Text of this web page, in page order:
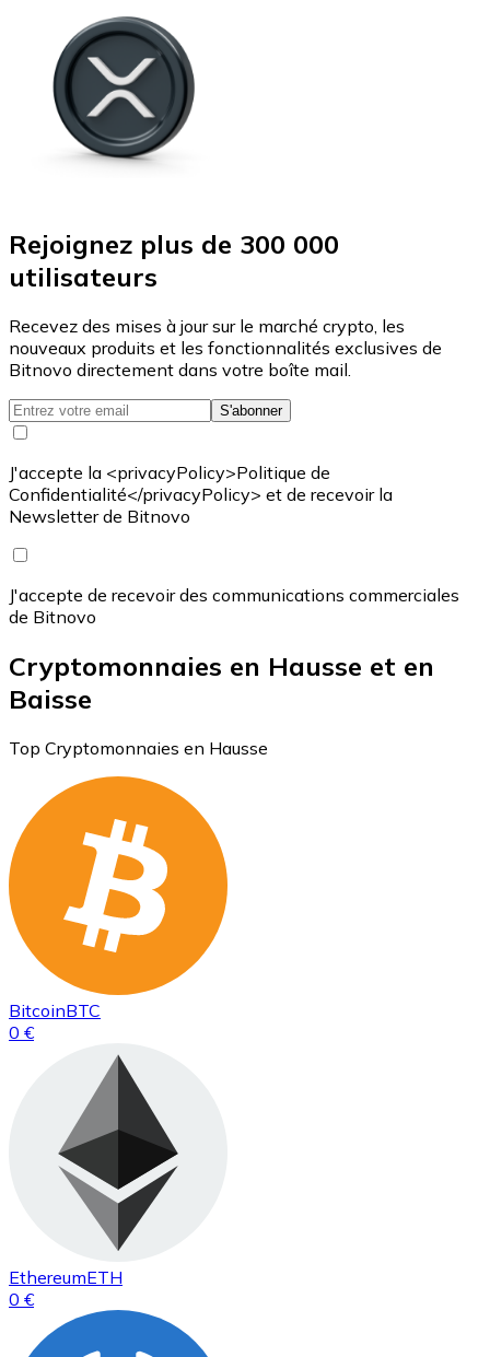
Rejoignez plus de 300 000
utilisateurs
Recevez des mises à jour sur le marché crypto, les
nouveaux produits et les fonctionnalités exclusives de
Bitnovo directement dans votre boîte mail.
S'abonner
J'accepte la <privacyPolicy>Politique de
Confidentialité</privacyPolicy> et de recevoir la
Newsletter de Bitnovo
J'accepte de recevoir des communications commerciales
de Bitnovo
Cryptomonnaies en Hausse et en
Baisse
Top Cryptomonnaies en Hausse
BitcoinBTC
0 €
EthereumETH
0 €